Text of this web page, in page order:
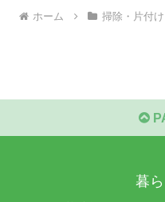
ホーム 掃除・片付け
暮